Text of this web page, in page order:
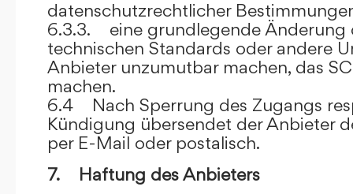
datenschutzrechtlicher
6.3.3. eine grundlegende Änderung
technischen Standards oder andere
Anbieter unzumutbar machen, das
machen.
6.4 Nach Sperrung des Zugangs
Kündigung übersendet der Anbieter
per E-Mail oder postalisch.
7. Haftung des Anbieters